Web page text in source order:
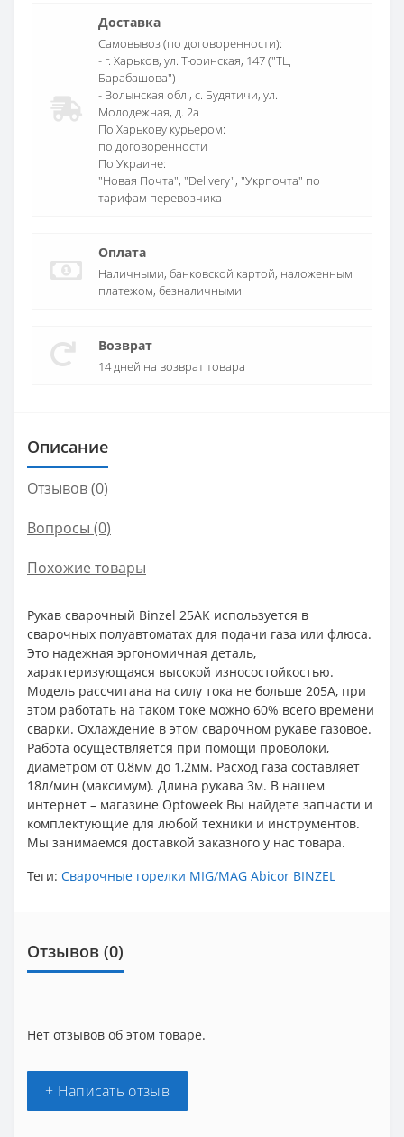
Доставка
Самовывоз (по договоренности):
- г. Харьков, ул. Тюринская, 147 ("ТЦ
Барабашова")
- Волынская обл., c. Будятичи, ул.
Молодежная, д. 2а
По Харькову курьером:
по договоренности
По Украине:
"Новая Почта", "Delivery", "Укрпочта" по
тарифам перевозчика
Оплата
Наличными, банковской картой, наложенным
платежом, безналичными
Возврат
14 дней на возврат товара
Описание
Отзывов (0)
Вопросы (0)
Похожие товары
Рукав сварочный Binzel 25АК используется в
сварочных полуавтоматах для подачи газа или флюса.
Это надежная эргономичная деталь,
характеризующаяся высокой износостойкостью.
Модель рассчитана на силу тока не больше 205А, при
этом работать на таком токе можно 60% всего времени
сварки. Охлаждение в этом сварочном рукаве газовое.
Работа осуществляется при помощи проволоки,
диаметром от 0,8мм до 1,2мм. Расход газа составляет
18л/мин (максимум). Длина рукава 3м. В нашем
интернет – магазине Optoweek Вы найдете запчасти и
комплектующие для любой техники и инструментов.
Мы занимаемся доставкой заказного у нас товара.
Теги: Сварочные горелки MIG/MAG Abicor BINZEL
Отзывов (0)
Нет отзывов об этом товаре.
+ Написать отзыв